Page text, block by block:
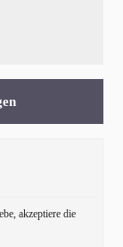
akzeptiere die